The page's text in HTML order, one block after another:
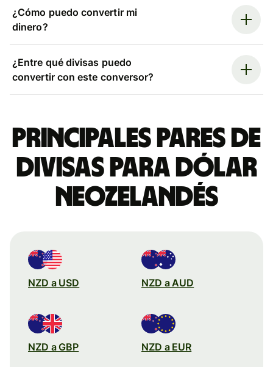
¿Cómo puedo convertir mi
dinero?
¿Entre qué divisas puedo
convertir con este conversor?
Principales pares de
divisas para dólar
neozelandés
NZD a USD NZD a AUD
NZD a GBP NZD a EUR